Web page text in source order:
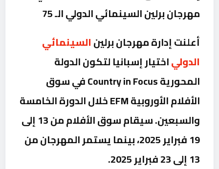
مهرجان برلين السينمائي الدولي الـ 75
أعلنت إدارة مهرجان برلينالسينمائي
الدولياختيار إسبانيا لتكون الدولة
المحوريةCountry in Focusفي سوق
الأفلام الأوروبية EFM خلال الدورة الخامسة
والسبعين. سيقام سوق الأفلام من 13 إلى
19 فبراير 2025، بينما يستمر المهرجان من
13 إلى 23 فبراير 2025.